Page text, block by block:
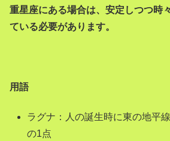
重星座にある場合は、安定しつつ時
ている必要があります。
用語
ラグナ：人の誕生時に東の地平
の1点